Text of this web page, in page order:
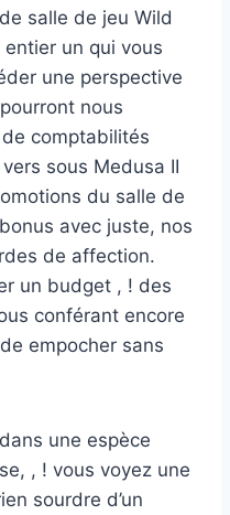
salle de jeu Wild
un qui vous
une perspective
nous
comptabilités
sous Medusa II
du salle de
avec juste, nos
de affection.
un budget , ! des
conférant encore
empocher sans
une espèce
, ! vous voyez une
sourdre d’un